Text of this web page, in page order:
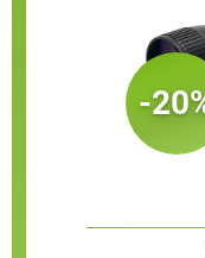
-